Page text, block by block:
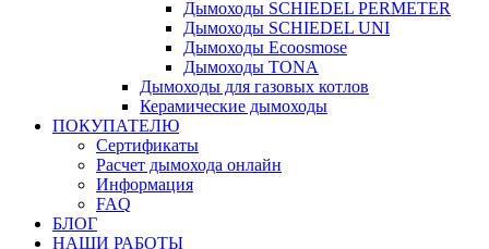
Дымоходы SCHIEDEL PERMETER
Дымоходы SCHIEDEL UNI
Дымоходы Ecoosmose
Дымоходы TONA
Дымоходы для газовых котлов
Керамические дымоходы
ПОКУПАТЕЛЮ
Сертификаты
Расчет дымохода онлайн
Информация
FAQ
БЛОГ
НАШИ РАБОТЫ